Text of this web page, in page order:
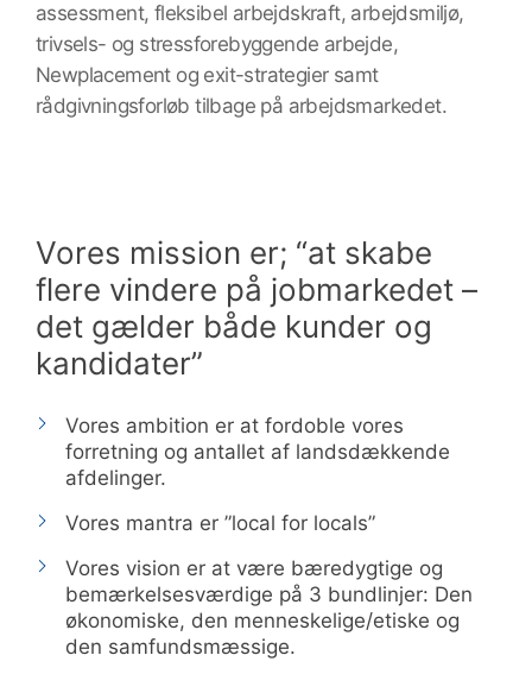
assessment, fleksibel arbejdskraft, arbejdsmiljø,
trivsels- og stressforebyggende arbejde,
Newplacement og exit-strategier samt
rådgivningsforløb tilbage på arbejdsmarkedet.
Vores mission er; “at skabe
flere vindere på jobmarkedet –
det gælder både kunder og
kandidater”
Vores ambition er at fordoble vores
forretning og antallet af landsdækkende
afdelinger.
Vores mantra er ”local for locals”
Vores vision er at være bæredygtige og
bemærkelsesværdige på 3 bundlinjer: Den
økonomiske, den menneskelige/etiske og
den samfundsmæssige.